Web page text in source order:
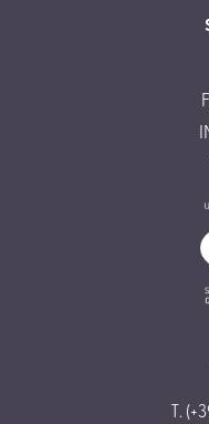
T.